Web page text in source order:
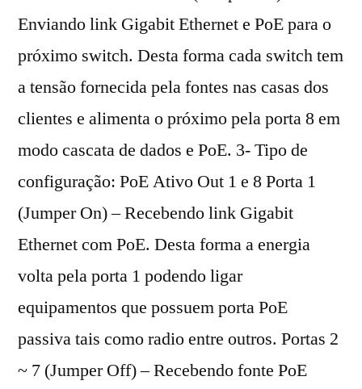
Enviando link Gigabit Ethernet e PoE para o
próximo switch. Desta forma cada switch tem
a tensão fornecida pela fontes nas casas dos
clientes e alimenta o próximo pela porta 8 em
modo cascata de dados e PoE. 3- Tipo de
configuração: PoE Ativo Out 1 e 8 Porta 1
(Jumper On) – Recebendo link Gigabit
Ethernet com PoE. Desta forma a energia
volta pela porta 1 podendo ligar
equipamentos que possuem porta PoE
passiva tais como radio entre outros. Portas 2
~ 7 (Jumper Off) – Recebendo fonte PoE